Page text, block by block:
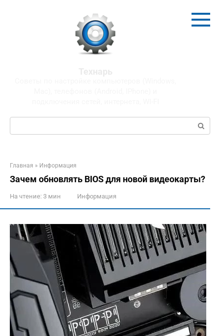
Поиск:
Главная » Информация
Зачем обновлять BIOS для новой видеокарты?
На чтение: 3 мин Информация